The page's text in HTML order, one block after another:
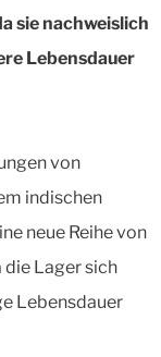
sie nachweislich
Lebensdauer
von
indischen
neue Reihe von
Lager sich
Lebensdauer